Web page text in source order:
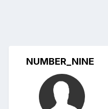
NUMBER_NINE